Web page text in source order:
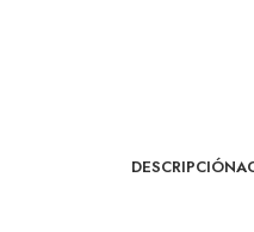
DESCRIPCIÓN